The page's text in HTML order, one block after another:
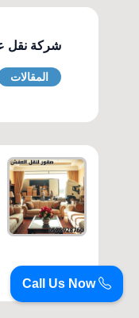
شركة نقل
المقالات
Call Us Now